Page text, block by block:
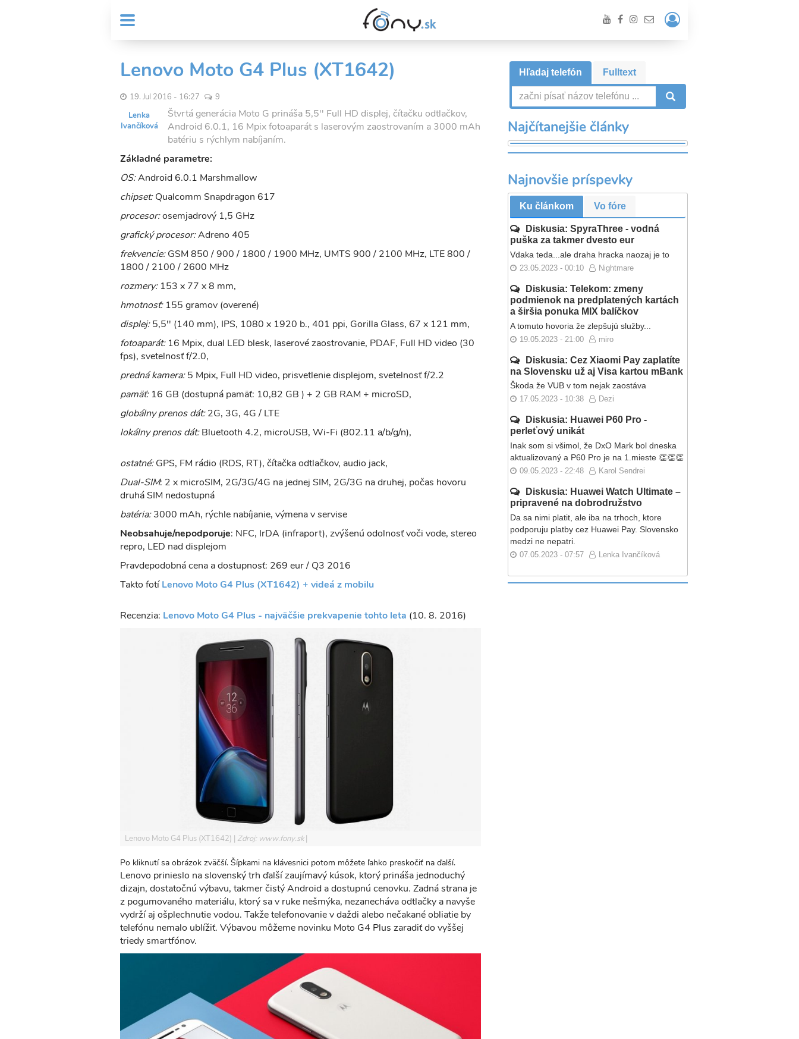
MENU
Header
menu
User
account
Prihlásiť
/
Registrácia
Lenovo Moto G4 Plus (XT1642)
19. Jul 2016 - 16:27
9
Lenka
Ivančíková
Štvrtá generácia Moto G prináša 5,5'' Full HD displej, čítačku odtlačkov,
Android 6.0.1, 16 Mpix fotoaparát s laserovým zaostrovaním a 3000 mAh
batériu s rýchlym nabíjaním.
Základné parametre:
OS:Android 6.0.1 Marshmallow
chipset:Qualcomm Snapdragon 617
procesor:osemjadrový 1,5 GHz
grafický procesor:Adreno 405
frekvencie:GSM 850 / 900 / 1800 / 1900 MHz, UMTS 900 / 2100 MHz, LTE 800 /
1800 / 2100 / 2600 MHz
rozmery:153 x 77 x 8 mm,
hmotnosť:155 gramov (overené)
displej:5,5'' (140 mm), IPS, 1080 x 1920 b., 401 ppi, Gorilla Glass, 67 x 121 mm,
fotoaparát:16 Mpix, dual LED blesk, laserové zaostrovanie, PDAF, Full HD video (30
fps), svetelnosť f/2.0,
predná kamera:5 Mpix, Full HD video, prisvetlenie displejom, svetelnosť f/2.2
pamäť:16 GB (dostupná pamäť: 10,82 GB ) + 2 GB RAM + microSD,
globálny prenos dát:2G, 3G, 4G / LTE
lokálny prenos dát:Bluetooth 4.2, microUSB, Wi-Fi (802.11 a/b/g/n),
ostatné:GPS, FM rádio (RDS, RT), čítačka odtlačkov, audio jack,
Dual-SIM: 2 x microSIM, 2G/3G/4G na jednej SIM, 2G/3G na druhej, počas hovoru
druhá SIM nedostupná
batéria:3000 mAh, rýchle nabíjanie, výmena v servise
Neobsahuje/nepodporuje: NFC, IrDA (infraport), zvýšenú odolnosť voči vode, stereo
repro, LED nad displejom
Pravdepodobná cena a dostupnosť: 269 eur / Q3 2016
Takto fotíLenovo Moto G4 Plus (XT1642) + videá z mobilu
Recenzia: Lenovo Moto G4 Plus - najväčšie prekvapenie tohto leta (10. 8. 2016)
Lenovo Moto G4 Plus (XT1642) Zdroj: www.fony.sk
Po kliknutí sa obrázok zväčší. Šípkami na klávesnici potom môžete ľahko preskočiť na ďalší.
Lenovo prinieslo na slovenský trh ďalší zaujímavý kúsok, ktorý prináša jednoduchý
dizajn, dostatočnú výbavu, takmer čistý Android a dostupnú cenovku. Zadná strana je
z pogumovaného materiálu, ktorý sa v ruke nešmýka, nezanecháva odtlačky a navyše
vydrží aj ošplechnutie vodou. Takže telefonovanie v daždi alebo nečakané obliatie by
telefónu nemalo ublížiť. Výbavou môžeme novinku Moto G4 Plus zaradiť do vyššej
triedy smartfónov.
Hľadaj telefón Fulltext
Najčítanejšie články
Najnovšie príspevky
Ku článkom Vo fóre
Diskusia: SpyraThree - vodná
puška za takmer dvesto eur
Vdaka teda...ale draha hracka naozaj je to
23.05.2023 - 00:10 Nightmare
Diskusia: Telekom: zmeny
podmienok na predplatených kartách
a širšia ponuka MIX balíčkov
A tomuto hovoria že zlepšujú služby...
19.05.2023 - 21:00 miro
Diskusia: Cez Xiaomi Pay zaplatíte
na Slovensku už aj Visa kartou mBank
Škoda že VUB v tom nejak zaostáva
17.05.2023 - 10:38 Dezi
Diskusia: Huawei P60 Pro -
perleťový unikát
Inak som si všimol, že DxO Mark bol dneska
aktualizovaný a P60 Pro je na 1.mieste 👏👏👏
09.05.2023 - 22:48 Karol Sendrei
Diskusia: Huawei Watch Ultimate –
pripravené na dobrodružstvo
Da sa nimi platit, ale iba na trhoch, ktore
podporuju platby cez Huawei Pay. Slovensko
medzi ne nepatri.
07.05.2023 - 07:57 Lenka Ivančíková